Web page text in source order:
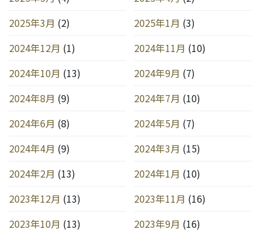
2025年3月 (2) 2025年1月 (3)
2024年12月 (1) 2024年11月 (10)
2024年10月 (13) 2024年9月 (7)
2024年8月 (9) 2024年7月 (10)
2024年6月 (8) 2024年5月 (7)
2024年4月 (9) 2024年3月 (15)
2024年2月 (13) 2024年1月 (10)
2023年12月 (13) 2023年11月 (16)
2023年10月 (13) 2023年9月 (16)